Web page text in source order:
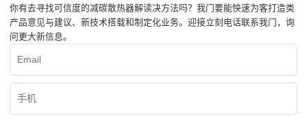
你有去寻找可信度的减碳散热器解读决方法吗？我门要能怏速为客打造类
产品意见与建议、新技术搭载和制定化业务。迎接立刻电话联系我门，询
问更大新信息。